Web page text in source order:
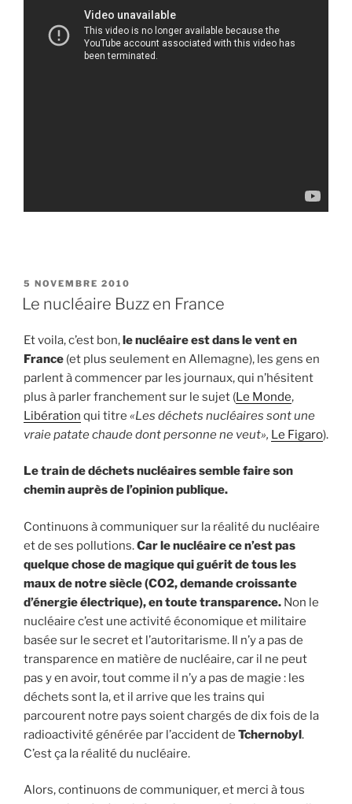
PUBLIÉ
LE
5 NOVEMBRE 2010
Le nucléaire Buzz en France
Et voila, c’est bon,le nucléaire est dans le vent en
France (et plus seulement en Allemagne), les gens en
parlent à commencer par les journaux, qui n’hésitent
plus à parler franchement sur le sujet (Le Monde,
Libération qui titre «Les déchets nucléaires sont une
vraie patate chaude dont personne ne veut», Le Figaro).
Le train de déchets nucléaires semble faire son
chemin auprès de l’opinion publique.
Continuons à communiquer sur la réalité du nucléaire
et de ses pollutions.Car le nucléaire ce n’est pas
quelque chose de magique qui guérit de tous les
maux de notre siècle (CO2, demande croissante
d’énergie électrique), en toute transparence. Non le
nucléaire c’est une activité économique et militaire
basée sur le secret et l’autoritarisme. Il n’y a pas de
transparence en matière de nucléaire, car il ne peut
pas y en avoir, tout comme il n’y a pas de magie : les
déchets sont la, et il arrive que les trains qui
parcourent notre pays soient chargés de dix fois de la
radioactivité générée par l’accident de Tchernobyl.
C’est ça la réalité du nucléaire.
Alors, continuons de communiquer, et merci à tous